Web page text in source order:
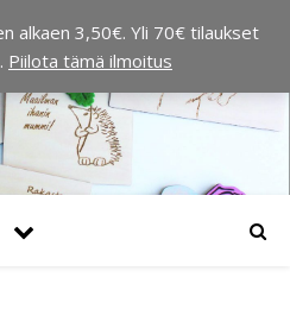
alkaen 3,50€. Yli 70€ tilaukset
Piilota tämä ilmoitus